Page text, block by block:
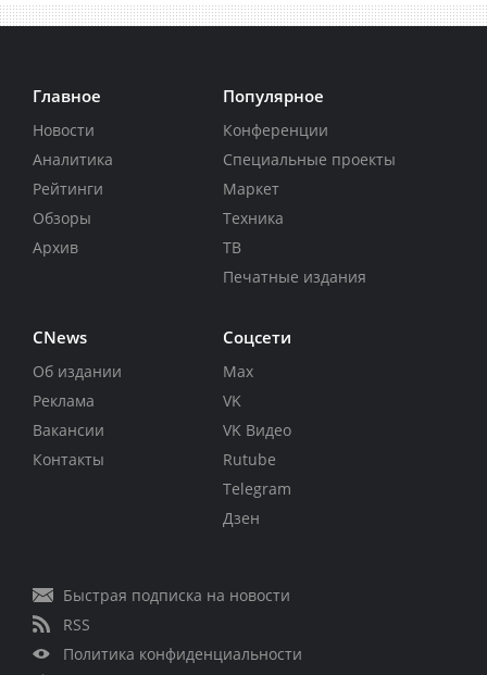
Главное
Новости
Аналитика
Рейтинги
Обзоры
Архив
Популярное
Конференции
Специальные проекты
Маркет
Техника
ТВ
Печатные издания
CNews
Об издании
Реклама
Вакансии
Контакты
Соцсети
Max
VK
VK Видео
Rutube
Telegram
Дзен
Быстрая подписка на новости
RSS
Политика конфиденциальности